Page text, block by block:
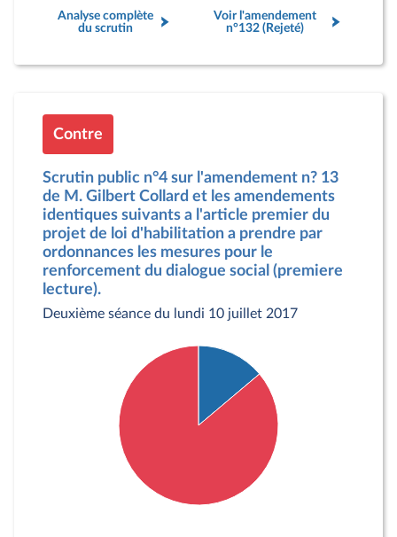
Analyse complète
du scrutin
Voir l'amendement
n°132 (Rejeté)
Contre
Scrutin public n°4 sur l'amendement n? 13
de M. Gilbert Collard et les amendements
identiques suivants a l'article premier du
projet de loi d'habilitation a prendre par
ordonnances les mesures pour le
renforcement du dialogue social (premiere
lecture).
Deuxième séance du lundi 10 juillet 2017